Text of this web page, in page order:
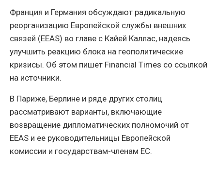
Франция и Германия обсуждают радикальную
реорганизацию Европейской службы внешних
связей (EEAS) во главе с Кайей Каллас, надеясь
улучшить реакцию блока на геополитические
кризисы. Об этом пишет Financial Times со ссылкой
на источники.
В Париже, Берлине и ряде других столиц
рассматривают варианты, включающие
возвращение дипломатических полномочий от
EEAS и ее руководительницы Европейской
комиссии и государствам-членам ЕС.